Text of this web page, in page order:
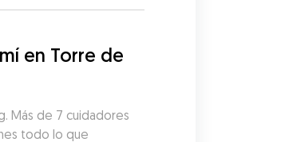
en Torre de
Más de 7 cuidadores
todo lo que